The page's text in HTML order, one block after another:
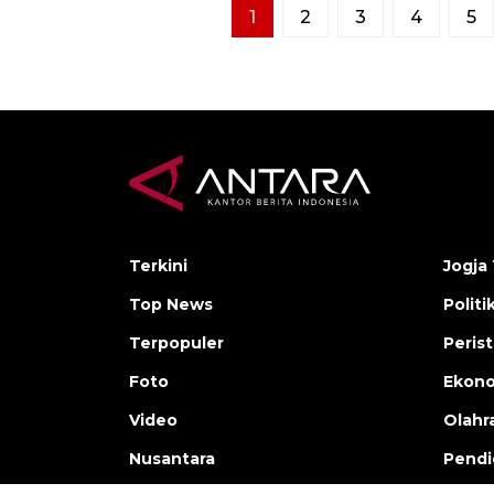
1 2 3 4 5
Terkini
Top News
Terpopuler
Foto
Video
Nusantara
Jogja